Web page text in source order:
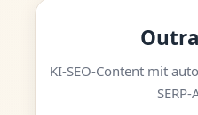
KI-SEO-Content mit